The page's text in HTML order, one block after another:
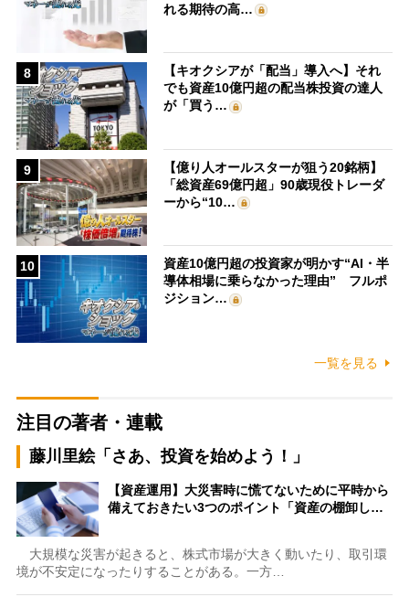
れる期待の高…
8
【キオクシアが「配当」導入へ】それ
でも資産10億円超の配当株投資の達人
が「買う…
9
【億り人オールスターが狙う20銘柄】
「総資産69億円超」90歳現役トレーダ
ーから“10…
10
資産10億円超の投資家が明かす“AI・半
導体相場に乗らなかった理由” フルポ
ジション…
一覧を見る
注目の著者・連載
藤川里絵「さあ、投資を始めよう！」
【資産運用】大災害時に慌てないために平時から
備えておきたい3つのポイント「資産の棚卸し…
大規模な災害が起きると、株式市場が大きく動いたり、取引環
境が不安定になったりすることがある。一方…